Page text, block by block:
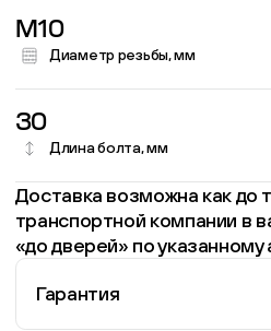
M10
Диаметр резьбы, мм
30
Длина болта, мм
Доставка возможна как до
транспортной компании в
«до дверей» по указанному
Гарантия